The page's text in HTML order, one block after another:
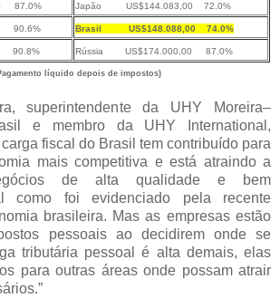
87.0% Japão US$144.083,00 72.0%
90.6% Brasil US$148.088,00 74.0%
90.8% Rússia US$174.000,00 87.0%
líquido depois de impostos)
superintendente da UHY Moreira–
e membro da UHY International,
carga fiscal do Brasil tem contribuído para
mais competitiva e está atraindo a
de alta qualidade e bem
como foi evidenciado pela recente
brasileira. Mas as empresas estão
pessoais ao decidirem onde se
tributária pessoal é alta demais, elas
para outras áreas onde possam atrair